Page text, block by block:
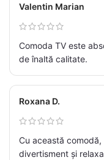
Valentin Marian
Comoda TV este
de înaltă calitate.
Roxana D.
Cu această
divertisment și